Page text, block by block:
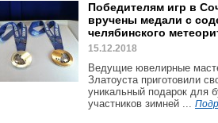
Победителям игр в
вручены медали с
челябинского
15.12.2018
Ведущие ювелирные
Златоуста приготовили
уникальный подарок для
участников зимней ...